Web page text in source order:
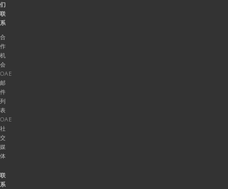
们
联
系
合
作
机
会
OAE
邮
件
列
表
OAE
社
交
媒
体
联
系